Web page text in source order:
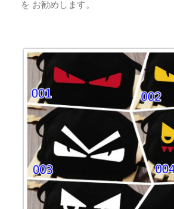
を お勧めします。